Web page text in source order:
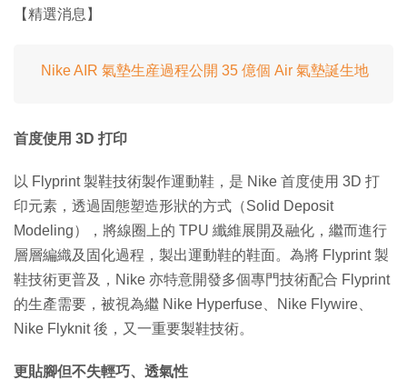
【精選消息】
Nike AIR 氣墊生産過程公開 35 億個 Air 氣墊誕生地
首度使用 3D 打印
以 Flyprint 製鞋技術製作運動鞋，是 Nike 首度使用 3D 打
印元素，透過固態塑造形狀的方式（Solid Deposit
Modeling），將線圈上的 TPU 纖維展開及融化，繼而進行
層層編織及固化過程，製出運動鞋的鞋面。為將 Flyprint 製
鞋技術更普及，Nike 亦特意開發多個專門技術配合 Flyprint
的生產需要，被視為繼 Nike Hyperfuse、Nike Flywire、
Nike Flyknit 後，又一重要製鞋技術。
更貼腳但不失輕巧、透氣性